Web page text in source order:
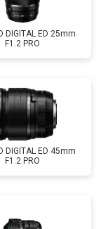
DIGITAL ED 25mm
F1.2 PRO
DIGITAL ED 45mm
F1.2 PRO